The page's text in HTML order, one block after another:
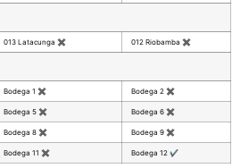
013 Latacunga ✖ 012 Riobamba ✖
Bodega 1 ✖ Bodega 2 ✖
Bodega 5 ✖ Bodega 6 ✖
Bodega 8 ✖ Bodega 9 ✖
Bodega 11 ✖ Bodega 12 ✔